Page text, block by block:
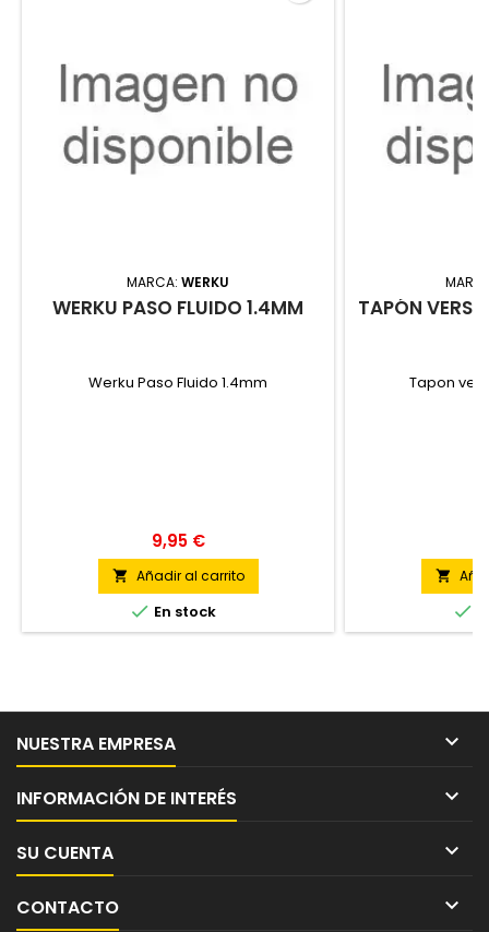
MARCA: WERKU
WERKU PASO FLUIDO 1.4MM
Werku Paso Fluido 1.4mm
9,95 €
 Añadir al carrito
 En stock
TAPÓN
Tapon


NUESTRA EMPRESA 
INFORMACIÓN DE INTERÉS 
SU CUENTA 
CONTACTO 